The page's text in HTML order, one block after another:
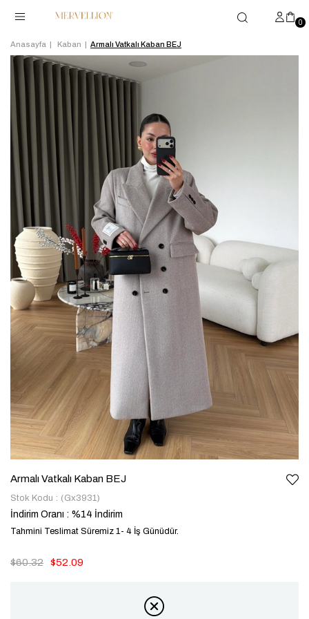
0
Anasayfa Kaban Armalı Vatkalı Kaban BEJ
Armalı Vatkalı Kaban BEJ
Stok Kodu (Gx3931)
İndirim Oranı : %14 İndirim
Tahmini Teslimat Süremiz 1- 4 İş Günüdür.
$60.32 $52.09